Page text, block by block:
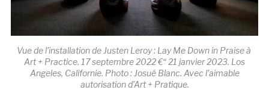
Vue de l’installation de Justen Leroy : Lay Me Down in Praise à
Art + Practice. 17 septembre 2022 €“ 21 janvier 2023. Los
Angeles, Californie. Photo : Josué Blanc. Avec l’aimable
autorisation d’Art + Pratique.